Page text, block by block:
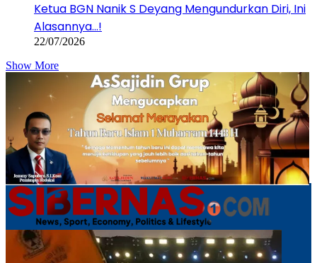
Ketua BGN Nanik S Deyang Mengundurkan Diri, Ini
Alasannya…!
22/07/2026
Show More